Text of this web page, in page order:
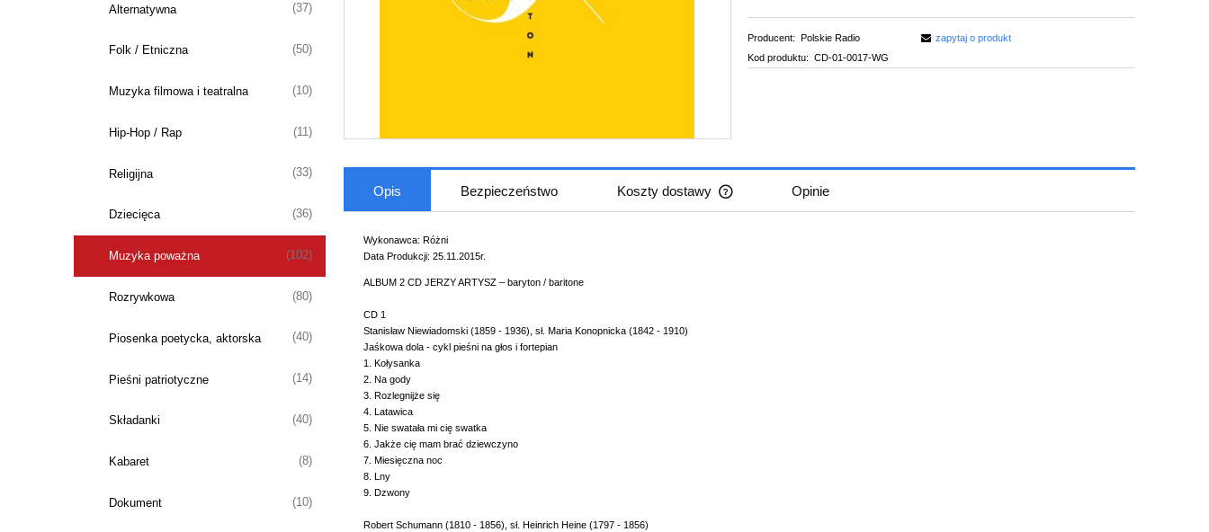
Alternatywna (37)
Folk / Etniczna (50)
Muzyka filmowa i teatralna (10)
Hip-Hop / Rap (11)
Religijna (33)
Dziecięca (36)
Muzyka poważna (102)
Rozrywkowa (80)
Piosenka poetycka, aktorska (40)
Pieśni patriotyczne (14)
Składanki (40)
Kabaret (8)
Dokument (10)
Producent: Polskie Radio
Kod produktu: CD-01-0017-WG
zapytaj o produkt
Opis Bezpieczeństwo Koszty dostawy Opinie
Wykonawca: Różni
Data Produkcji: 25.11.2015r.
ALBUM 2 CD JERZY ARTYSZ – baryton / baritone
CD 1
Stanisław Niewiadomski (1859 - 1936), sł. Maria Konopnicka (1842 - 1910)
Jaśkowa dola - cykl pieśni na głos i fortepian
1. Kołysanka
2. Na gody
3. Rozlegnijże się
4. Latawica
5. Nie swatała mi cię swatka
6. Jakże cię mam brać dziewczyno
7. Miesięczna noc
8. Lny
9. Dzwony
Robert Schumann (1810 - 1856), sł. Heinrich Heine (1797 - 1856)